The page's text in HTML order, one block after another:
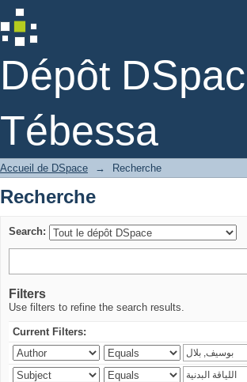
Dépôt
Tébessa
Recherche
Accueil de DSpace → Recherche
Recherche
Search:
Filters
Use filters to refine the search results.
Current Filters: